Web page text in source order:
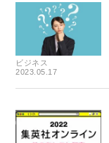
ビジネス
2023.05.17